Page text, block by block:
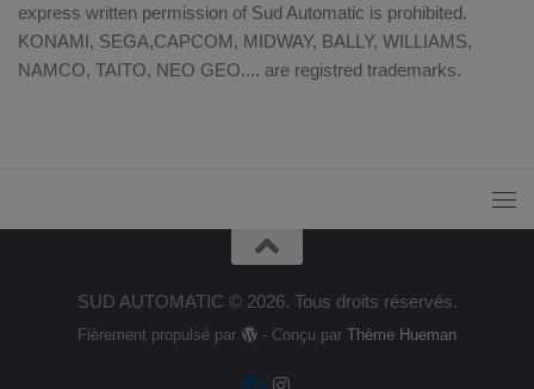
express written permission of Sud Automatic is prohibited.
KONAMI, SEGA,CAPCOM, MIDWAY, BALLY, WILLIAMS,
NAMCO, TAITO, NEO GEO.... are registred trademarks.
SUD AUTOMATIC © 2026. Tous droits réservés.
Fièrement propulsé par - Conçu par Thème Hueman